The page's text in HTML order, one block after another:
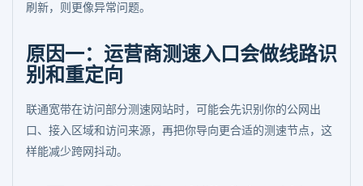
刷新，则更像异常问题。
原因一：运营商测速入口会做线路识
别和重定向
联通宽带在访问部分测速网站时，可能会先识别你的公网出
口、接入区域和访问来源，再把你导向更合适的测速节点，这
样能减少跨网抖动。